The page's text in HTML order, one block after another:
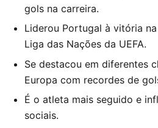
gols na carreira.
Liderou Portugal à vitória
Liga das Nações da UEFA.
Se destacou em diferentes
Europa com recordes de
É o atleta mais seguido e
sociais.